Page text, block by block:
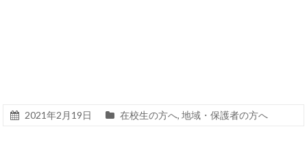
2021年2月19日 在校生の方へ,地域・保護者の方へ